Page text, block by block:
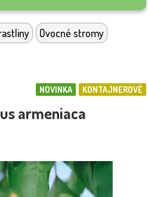
Ovocné stromy
KONTAJNEROVÉ
NOVINKA
armeniaca